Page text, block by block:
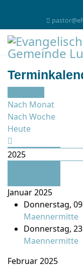
Nach Monat
Nach Woche
Heute
2025
Januar 2025
Donnerstag,
Maennermitte
Donnerstag,
Maennermitte
Februar 2025